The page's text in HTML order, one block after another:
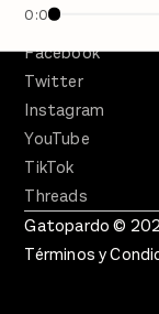
0:00
Facebook
Twitter
Instagram
YouTube
TikTok
Threads
Gatopardo ©
Términos y